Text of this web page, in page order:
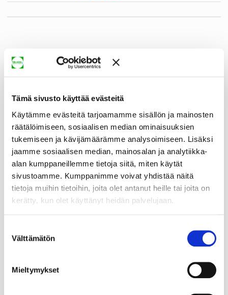
Tämä sivusto käyttää evästeitä
Käytämme evästeitä tarjoamamme sisällön ja mainosten
räätälöimiseen, sosiaalisen median ominaisuuksien
tukemiseen ja kävijämäärämme analysoimiseen. Lisäksi
jaamme sosiaalisen median, mainosalan ja analytiikka-
alan kumppaneillemme tietoja siitä, miten käytät
sivustoamme. Kumppanimme voivat yhdistää näitä
tietoja muihin tietoihin, joita olet antanut heille tai joita on
kerätty, kun olet käyttänyt heidän palvelujaan.
valinta
Välttämätön
Mieltymykset